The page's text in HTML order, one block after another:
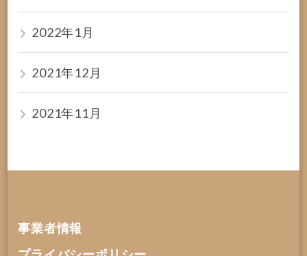
2022年1月
2021年12月
2021年11月
事業者情報